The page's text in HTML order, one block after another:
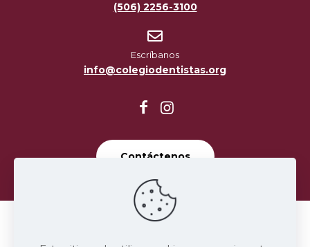
(506) 2256-3100
Escríbanos
info@colegiodentistas.org
Contáctenos